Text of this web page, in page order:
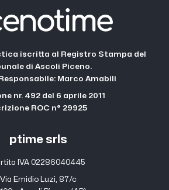
iscritta al Registro Stampa del
di Ascoli Piceno.
Marco Amabili
nr. 492 del 6 aprile 2011
ROC n° 29925
ptime srls
IVA 02286040445
Via Emidio Luzi, 87/c